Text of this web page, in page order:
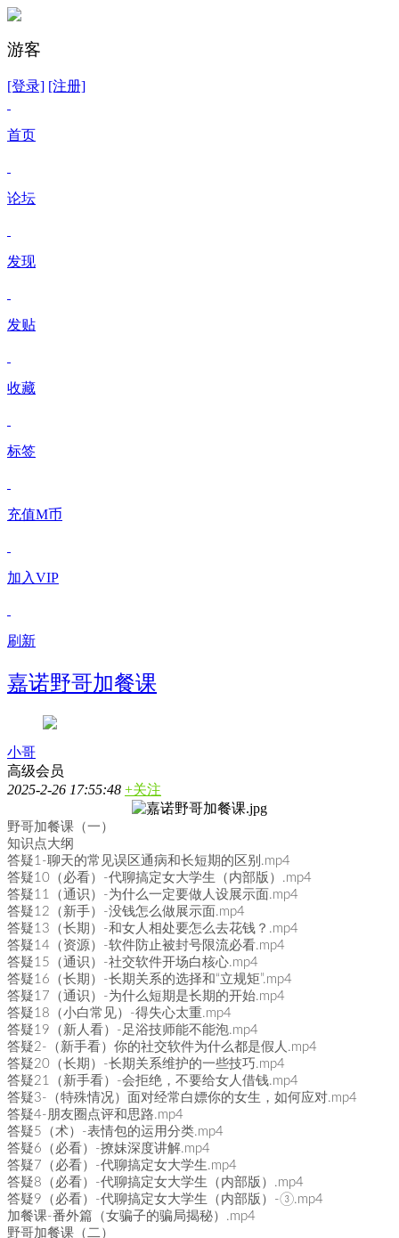
游客
[登录] [注册]
首页
论坛
发现
发贴
收藏
标签
充值M币
加入VIP
刷新
嘉诺野哥加餐课
小哥
高级会员
2025-2-26 17:55:48 +关注
野哥加餐课（一）
知识点大纲
答疑1-聊天的常见误区通病和长短期的区别.mp4
答疑10（必看）-代聊搞定女大学生（内部版）.mp4
答疑11（通识）-为什么一定要做人设展示面.mp4
答疑12（新手）-没钱怎么做展示面.mp4
答疑13（长期）-和女人相处要怎么去花钱？.mp4
答疑14（资源）-软件防止被封号限流必看.mp4
答疑15（通识）-社交软件开场白核心.mp4
答疑16（长期）-长期关系的选择和“立规矩”.mp4
答疑17（通识）-为什么短期是长期的开始.mp4
答疑18（小白常见）-得失心太重.mp4
答疑19（新人看）-足浴技师能不能泡.mp4
答疑2-（新手看）你的社交软件为什么都是假人.mp4
答疑20（长期）-长期关系维护的一些技巧.mp4
答疑21（新手看）-会拒绝，不要给女人借钱.mp4
答疑3-（特殊情况）面对经常白嫖你的女生，如何应对.mp4
答疑4-朋友圈点评和思路.mp4
答疑5（术）-表情包的运用分类.mp4
答疑6（必看）-撩妹深度讲解.mp4
答疑7（必看）-代聊搞定女大学生.mp4
答疑8（必看）-代聊搞定女大学生（内部版）.mp4
答疑9（必看）-代聊搞定女大学生（内部版）-③.mp4
加餐课-番外篇（女骗子的骗局揭秘）.mp4
野哥加餐课（二）